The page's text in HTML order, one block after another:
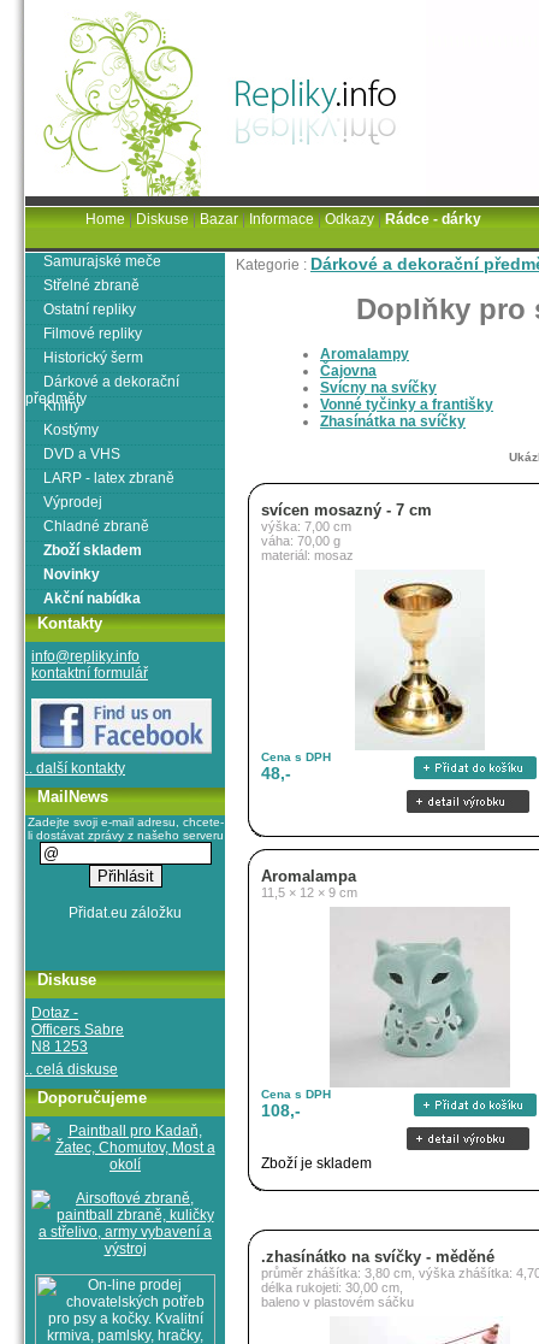
Kategorie : Dárkové a dekorační
Doplňky pro
Aromalampy
Čajovna
Svícny na svíčky
Vonné tyčinky a františky
Zhasínátka na svíčky
svícen mosazný - 7 cm
výška: 7,00 cm
váha: 70,00 g
materiál: mosaz
Cena s DPH
48,-
Aromalampa
11,5 × 12 × 9 cm
Cena s DPH
108,-
Zboží je skladem
.zhasínátko na svíčky - měděné
průměr zhášítka: 3,80 cm, výška zhášítka:
délka rukojeti: 30,00 cm,
baleno v plastovém sáčku
Samurajské meče
Střelné zbraně
Ostatní repliky
Filmové repliky
Historický šerm
Dárkové a dekorační
předměty
Knihy
Kostýmy
DVD a VHS
LARP - latex zbraně
Výprodej
Chladné zbraně
Zboží skladem
Novinky
Akční nabídka
Kontakty
info@repliky.info
kontaktní formulář
.. další kontakty
MailNews
Zadejte svoji e-mail adresu, chcete-
li dostávat zprávy z našeho serveru
Diskuse
Dotaz -
Officers Sabre
N8 1253
.. celá diskuse
Doporučujeme
Home|Diskuse|Bazar|Informace|Odkazy|Rádce - dárky